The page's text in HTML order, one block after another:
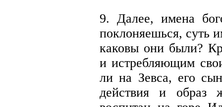
9. Далее, имена
поклоняешься, суть
каковы они были?
и истребляющим
ли на Зевса, его
действия и образ